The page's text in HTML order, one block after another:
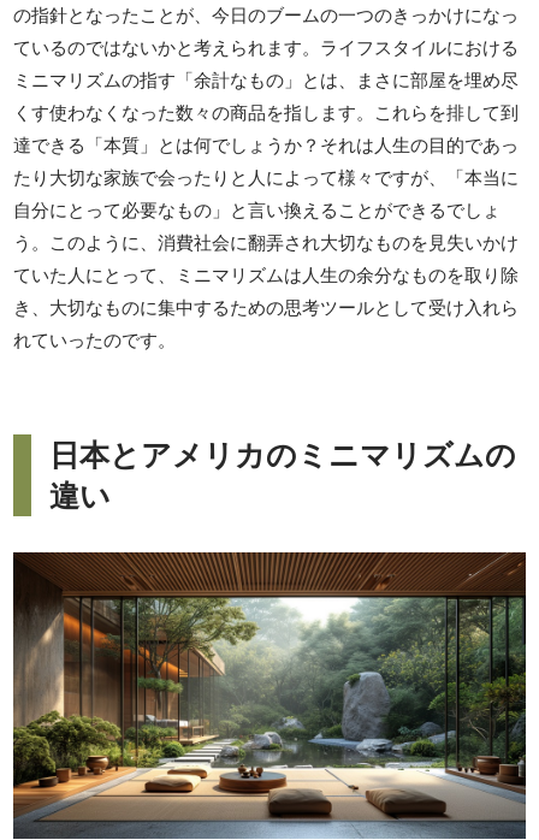
の指針となったことが、今日のブームの一つのきっかけになっ
ているのではないかと考えられます。ライフスタイルにおける
ミニマリズムの指す「余計なもの」とは、まさに部屋を埋め尽
くす使わなくなった数々の商品を指します。これらを排して到
達できる「本質」とは何でしょうか？それは人生の目的であっ
たり大切な家族で会ったりと人によって様々ですが、「本当に
自分にとって必要なもの」と言い換えることができるでしょ
う。このように、消費社会に翻弄され大切なものを見失いかけ
ていた人にとって、ミニマリズムは人生の余分なものを取り除
き、大切なものに集中するための思考ツールとして受け入れら
れていったのです。
日本とアメリカのミニマリズムの
違い